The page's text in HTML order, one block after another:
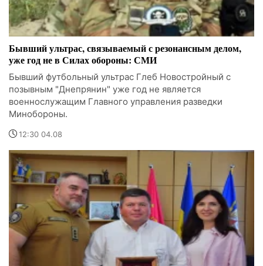
Бывший ультрас, связываемый с резонансным делом,
уже год не в Силах обороны: СМИ
Бывший футбольный ультрас Глеб Новостройный с
позывным "Днепрянин" уже год не является
военнослужащим Главного управления разведки
Минобороны.
12:30 04.08